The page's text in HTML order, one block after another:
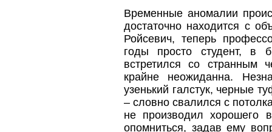
Временные аномалии
достаточно находится с
Ройсевич, теперь
годы просто студент, в
встретился со странным
крайне неожиданна.
узенький галстук, черные
– словно свалился с
не производил хорошего
опомниться, задав ему